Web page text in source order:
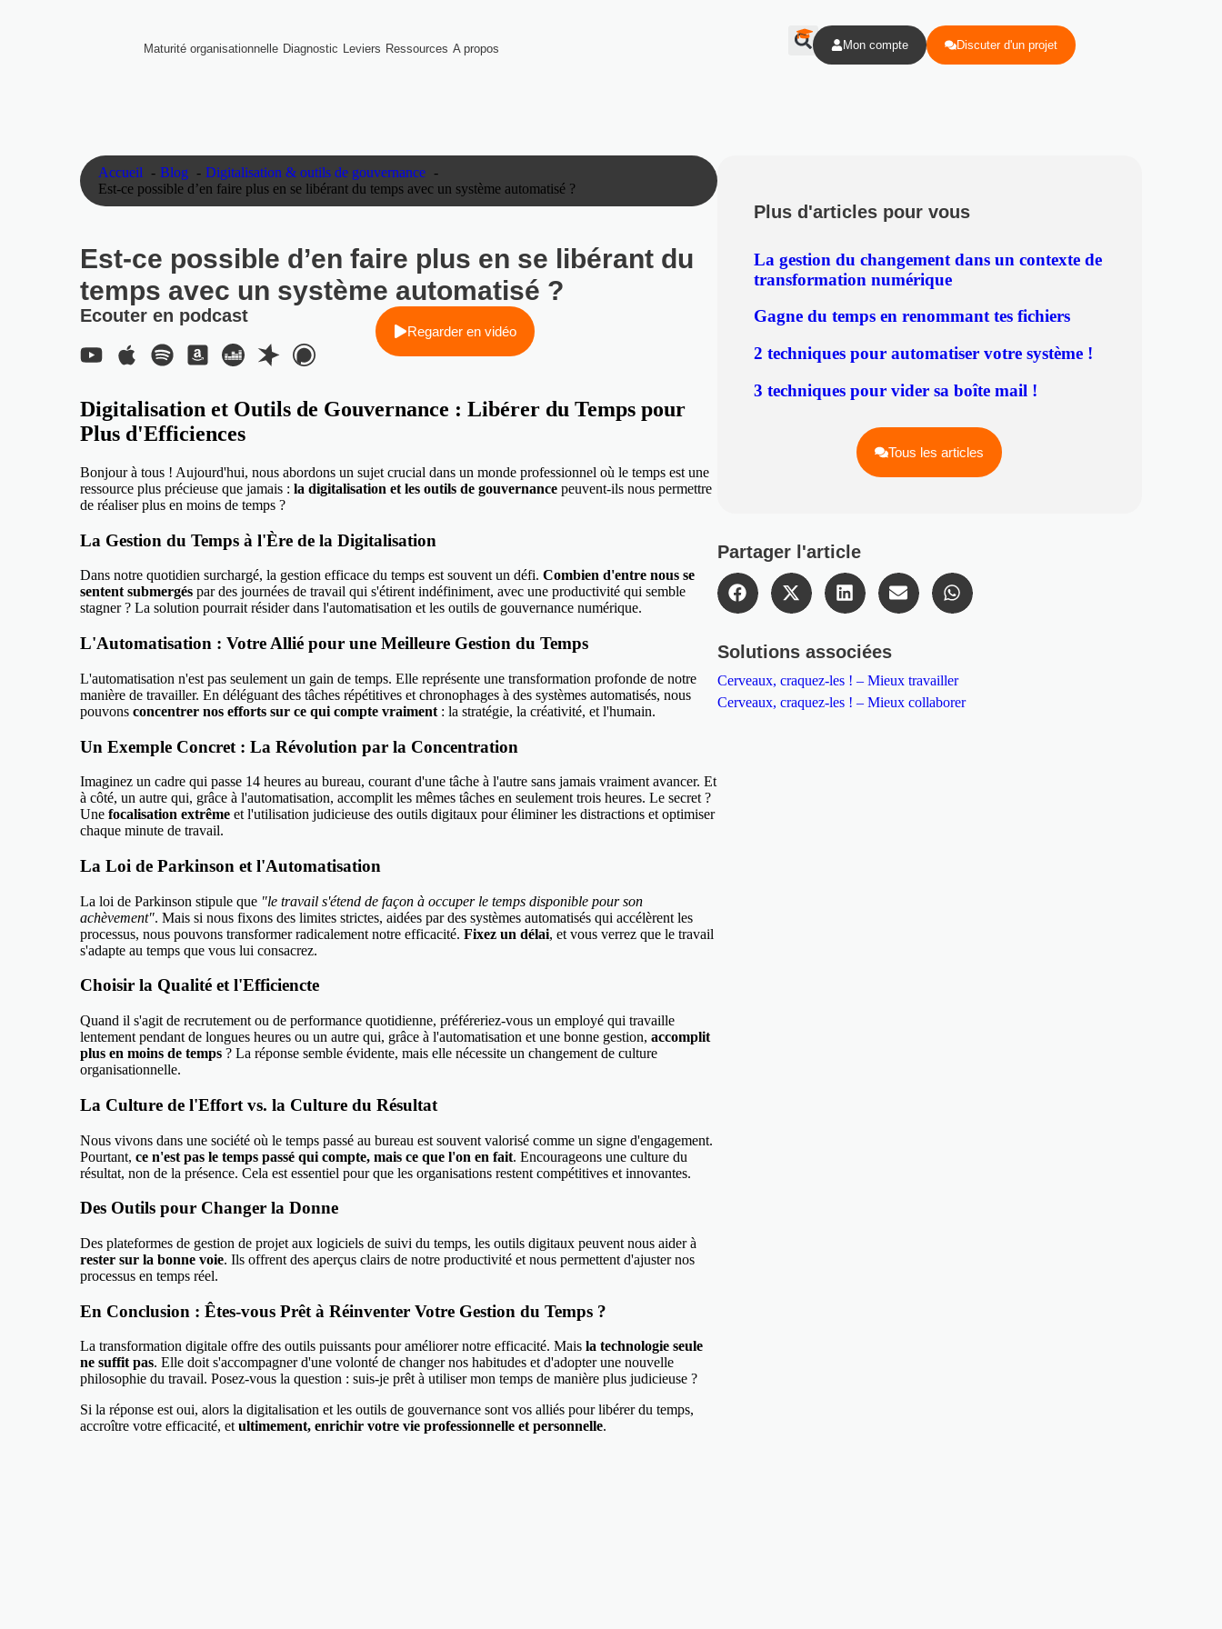
Maturité organisationnelle Diagnostic Leviers Ressources A propos Mon compte Discuter d'un projet
Accueil Blog
Digitalisation & outils de gouvernance
Est-ce possible d’en faire plus en se libérant du temps avec un système automatisé ?
Est-ce possible d’en faire plus en se libérant du
temps avec un système automatisé ?
Ecouter en podcast
Regarder en vidéo
Digitalisation et Outils de Gouvernance : Libérer du Temps pour
Plus d'Efficiences
Bonjour à tous ! Aujourd'hui, nous abordons un sujet crucial dans un monde professionnel où le temps est une
ressource plus précieuse que jamais : la digitalisation et les outils de gouvernance peuvent-ils nous permettre
de réaliser plus en moins de temps ?
La Gestion du Temps à l'Ère de la Digitalisation
Dans notre quotidien surchargé, la gestion efficace du temps est souvent un défi. Combien d'entre nous se
sentent submergés par des journées de travail qui s'étirent indéfiniment, avec une productivité qui semble
stagner ? La solution pourrait résider dans l'automatisation et les outils de gouvernance numérique.
L'Automatisation : Votre Allié pour une Meilleure Gestion du Temps
L'automatisation n'est pas seulement un gain de temps. Elle représente une transformation profonde de notre
manière de travailler. En déléguant des tâches répétitives et chronophages à des systèmes automatisés, nous
pouvons concentrer nos efforts sur ce qui compte vraiment : la stratégie, la créativité, et l'humain.
Un Exemple Concret : La Révolution par la Concentration
Imaginez un cadre qui passe 14 heures au bureau, courant d'une tâche à l'autre sans jamais vraiment avancer. Et
à côté, un autre qui, grâce à l'automatisation, accomplit les mêmes tâches en seulement trois heures. Le secret ?
Une focalisation extrême et l'utilisation judicieuse des outils digitaux pour éliminer les distractions et optimiser
chaque minute de travail.
La Loi de Parkinson et l'Automatisation
La loi de Parkinson stipule que "le travail s'étend de façon à occuper le temps disponible pour son
achèvement". Mais si nous fixons des limites strictes, aidées par des systèmes automatisés qui accélèrent les
processus, nous pouvons transformer radicalement notre efficacité. Fixez un délai, et vous verrez que le travail
s'adapte au temps que vous lui consacrez.
Choisir la Qualité et l'Efficiencte
Quand il s'agit de recrutement ou de performance quotidienne, préféreriez-vous un employé qui travaille
lentement pendant de longues heures ou un autre qui, grâce à l'automatisation et une bonne gestion, accomplit
plus en moins de temps ? La réponse semble évidente, mais elle nécessite un changement de culture
organisationnelle.
La Culture de l'Effort vs. la Culture du Résultat
Nous vivons dans une société où le temps passé au bureau est souvent valorisé comme un signe d'engagement.
Pourtant, ce n'est pas le temps passé qui compte, mais ce que l'on en fait. Encourageons une culture du
résultat, non de la présence. Cela est essentiel pour que les organisations restent compétitives et innovantes.
Des Outils pour Changer la Donne
Des plateformes de gestion de projet aux logiciels de suivi du temps, les outils digitaux peuvent nous aider à
rester sur la bonne voie. Ils offrent des aperçus clairs de notre productivité et nous permettent d'ajuster nos
processus en temps réel.
En Conclusion : Êtes-vous Prêt à Réinventer Votre Gestion du Temps ?
La transformation digitale offre des outils puissants pour améliorer notre efficacité. Mais la technologie seule
ne suffit pas. Elle doit s'accompagner d'une volonté de changer nos habitudes et d'adopter une nouvelle
philosophie du travail. Posez-vous la question : suis-je prêt à utiliser mon temps de manière plus judicieuse ?
Si la réponse est oui, alors la digitalisation et les outils de gouvernance sont vos alliés pour libérer du temps,
accroître votre efficacité, etultimement, enrichir votre vie professionnelle et personnelle.
Plus d'articles pour vous
La gestion du changement dans un contexte de
transformation numérique
Gagne du temps en renommant tes fichiers
2 techniques pour automatiser votre système !
3 techniques pour vider sa boîte mail !
Tous les articles
Partager l'article
Solutions associées
Cerveaux, craquez-les ! – Mieux travailler
Cerveaux, craquez-les ! – Mieux collaborer